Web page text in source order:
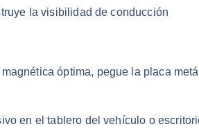
la visibilidad de conducción
óptima, pegue la placa
en el tablero del vehículo o